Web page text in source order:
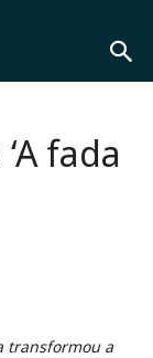
fada
transformou a